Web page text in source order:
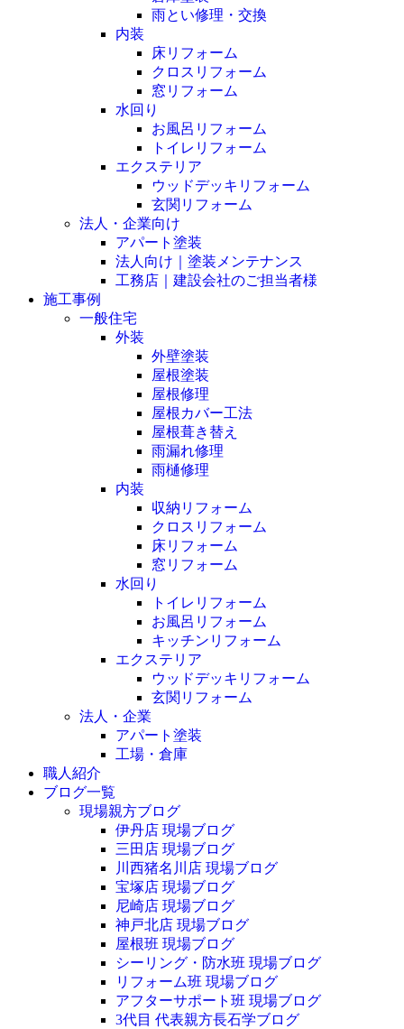
雨とい修理・交換
内装
床リフォーム
クロスリフォーム
窓リフォーム
水回り
お風呂リフォーム
トイレリフォーム
エクステリア
ウッドデッキリフォーム
玄関リフォーム
法人・企業向け
アパート塗装
法人向け｜塗装メンテナンス
工務店｜建設会社のご担当者様
施工事例
一般住宅
外装
外壁塗装
屋根塗装
屋根修理
屋根カバー工法
屋根葺き替え
雨漏れ修理
雨樋修理
内装
収納リフォーム
クロスリフォーム
床リフォーム
窓リフォーム
水回り
トイレリフォーム
お風呂リフォーム
キッチンリフォーム
エクステリア
ウッドデッキリフォーム
玄関リフォーム
法人・企業
アパート塗装
工場・倉庫
職人紹介
ブログ一覧
現場親方ブログ
伊丹店 現場ブログ
三田店 現場ブログ
川西猪名川店 現場ブログ
宝塚店 現場ブログ
尼崎店 現場ブログ
神戸北店 現場ブログ
屋根班 現場ブログ
シーリング・防水班 現場ブログ
リフォーム班 現場ブログ
アフターサポート班 現場ブログ
3代目 代表親方長石学ブログ